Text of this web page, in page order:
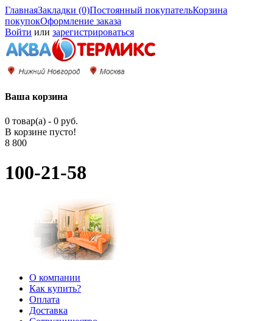
ГлавнаяЗакладки (0)Постоянный покупательКорзина
покупокОформление заказа
Войти или зарегистрироваться
Ваша корзина
0 товар(а) - 0 руб.
В корзине пусто!
8 800
100-21-58
О компании
Как купить?
Оплата
Доставка